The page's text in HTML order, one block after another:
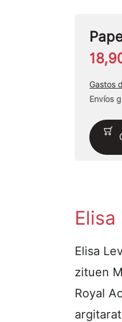
Gastos
Envíos
Elisa
Elisa
zituen
Royal